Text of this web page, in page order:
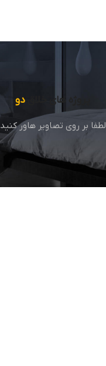
پروژه های خلاق دو
لطفا بر روی تصاویر هاور کنید